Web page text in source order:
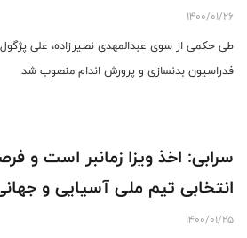
1400/01/26
طی حکمی از سوی عبدالمهدی نصیرزاده، علی
فدراسیون بدنسازی و پرورش اندام منصوب شد.
سرابی: اخذ ویزا زمانبر است و
انتخابی تیم ملی آسیایی و
1400/01/25